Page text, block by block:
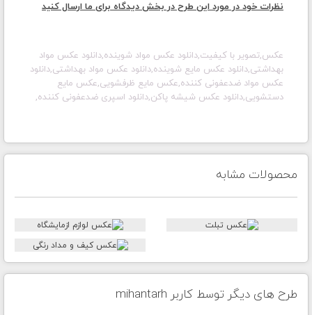
نظرات خود در مورد این طرح در بخش دیدگاه برای ما ارسال کنید
عکس,تصویر با کیفیت,دانلود عکس مواد شوینده,دانلود عکس مواد
بهداشتی,دانلود عکس مایع شوینده,دانلود عکس مواد بهداشتی,دانلود
عکس مواد ضدعفونی کننده,عکس مایع ظرفشویی,عکس مایع
دستشویی,دانلود عکس شیشه پاکن,دانلود اسپری ضدعفونی کننده,
محصولات مشابه
طرح های دیگر توسط کاربر mihantarh